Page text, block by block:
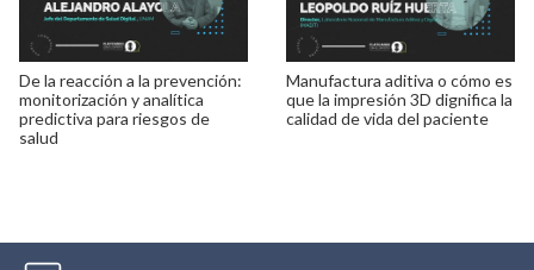
De la reacción a la prevención:
monitorización y analítica
predictiva para riesgos de
salud
Manufactura aditiva o cómo es
que la impresión 3D dignifica la
calidad de vida del paciente